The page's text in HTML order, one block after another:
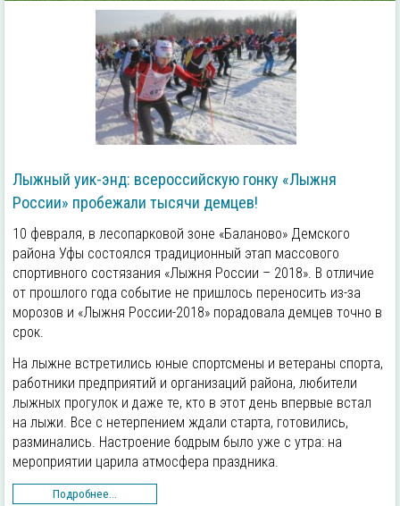
Лыжный уик-энд: всероссийскую гонку «Лыжня
России» пробежали тысячи демцев!
10 февраля, в лесопарковой зоне «Баланово» Демского
района Уфы состоялся традиционный этап массового
спортивного состязания «Лыжня России – 2018». В отличие
от прошлого года событие не пришлось переносить из-за
морозов и «Лыжня России-2018» порадовала демцев точно в
срок.
На лыжне встретились юные спортсмены и ветераны спорта,
работники предприятий и организаций района, любители
лыжных прогулок и даже те, кто в этот день впервые встал
на лыжи. Все с нетерпением ждали старта, готовились,
разминались. Настроение бодрым было уже с утра: на
мероприятии царила атмосфера праздника.
Подробнее...